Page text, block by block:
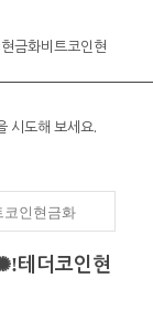
금화비트코인현
시도해 보세요.
테더코인현